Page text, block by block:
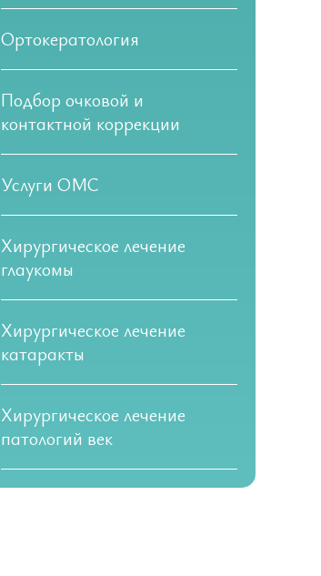
Ортокератология
Подбор очковой и
контактной коррекции
Услуги ОМС
Хирургическое лечение
глаукомы
Хирургическое лечение
катаракты
Хирургическое лечение
патологий век